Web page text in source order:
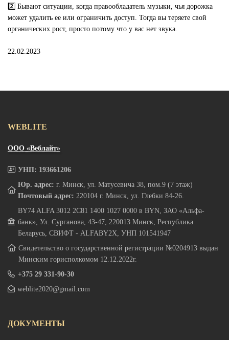
2️⃣ Бывают ситуации, когда правообладатель музыки, чья дорожка
может удалить ее или ограничить доступ. Тогда вы теряете свой
органических рост, просто потому что у вас нет звука.
22.02.2023
WEBLITE
ООО «Веблайт»
УНП: 193661206
Юр. адрес: г. Минск, ул. Матусевича 38, пом.9 (7 этаж)
Почтовый адрес: 220104 г. Минск, ул. Глебки 84-26.
BY74 ALFA 3012 2C81 1400 1027 0000 в BYN, ЗАО «Альфа-
банк», Ул. Сурганова, 43-47, 220013 Минск, Республика
Беларусь, СВИФТ - ALFABY2X, УНП 101541947
Свидетельство о государственной регистрации №0204913 выдан
Минским горисполкомом 12.12.2022г.
+375 29 331-90-30
weblite2020@gmail.com
ДОКУМЕНТЫ